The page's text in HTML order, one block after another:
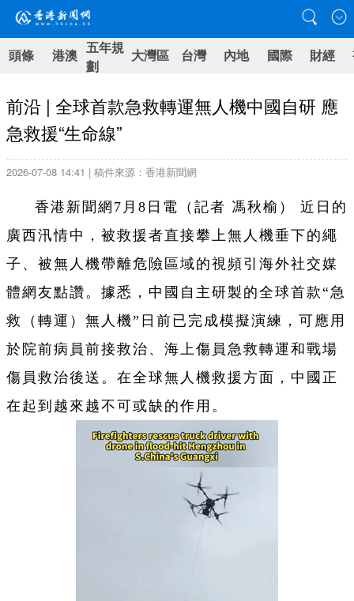
頭條 港澳 五年規
劃
大灣區 台灣 內地 國際 財經
前沿 | 全球首款急救轉運無人機中國自研 應
急救援“生命線”
2026-07-08 14:41 | 稿件來源：香港新聞網
香港新聞網7月8日電（記者 馮秋榆） 近日的
廣西汛情中，被救援者直接攀上無人機垂下的繩
子、被無人機帶離危險區域的視頻引海外社交媒
體網友點讚。據悉，中國自主研製的全球首款“急
救（轉運）無人機”日前已完成模擬演練，可應用
於院前病員前接救治、海上傷員急救轉運和戰場
傷員救治後送。在全球無人機救援方面，中國正
在起到越來越不可或缺的作用。